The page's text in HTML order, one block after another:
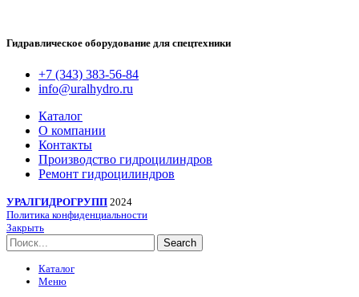
Гидравлическое оборудование для спецтехники
+7 (343) 383-56-84
info@uralhydro.ru
Каталог
О компании
Контакты
Производство гидроцилиндров
Ремонт гидроцилиндров
УРАЛГИДРОГРУПП 2024
Политика конфиденциальности
Закрыть
Search
Каталог
Меню